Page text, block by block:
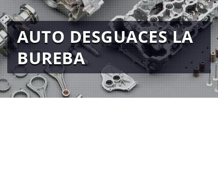
AUTO DESGUACES LA
BUREBA